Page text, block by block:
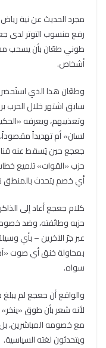
مجرد الحديث عن نية رياض
رفع منسوب التوتر لدى
طوني طعّان بأن يسحب
أشخاص.
وطعّان هذا الذي
سابق اشتهر خلال الحرب
وتعذيبهم، ويعرفه
لسان» أم تهديداً
جعجع حين يُسقط عنه قناع
حزب «القوات» تلميع
أي خصم يتحدث بالمنطق
كلام جعجع أعاد إلى
حزبه وطائفته، وضد خصومه
عبر جرّ الآخرين – بأي
بمحاولة خنق أي صوت
سواه.
والواقع أن جعجع لم
لأنه شعر بأن طوق
مع خصومه المباشرين،
ويتحدثون لغته السياسية.